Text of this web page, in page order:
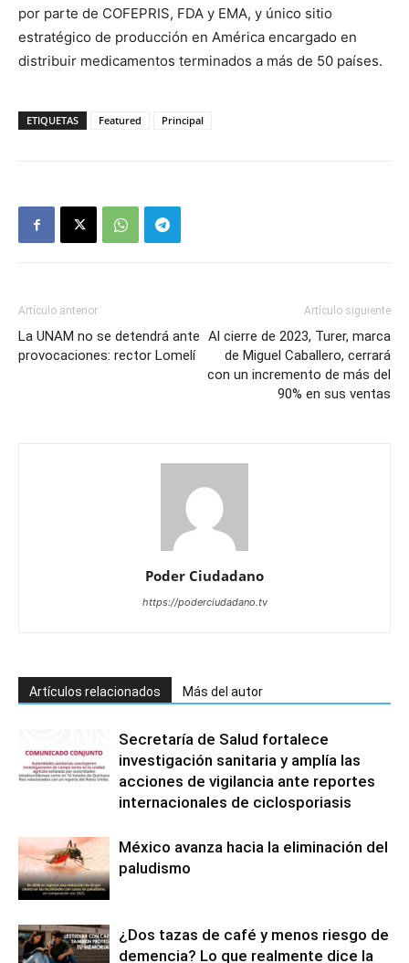
por parte de COFEPRIS, FDA y EMA, y único sitio
estratégico de producción en América encargado en
distribuir medicamentos terminados a más de 50 países.
ETIQUETAS Featured Principal
Artículo anterior
La UNAM no se detendrá ante
provocaciones: rector Lomelí
Artículo siguiente
Al cierre de 2023, Turer, marca
de Miguel Caballero, cerrará
con un incremento de más del
90% en sus ventas
Poder Ciudadano
https://poderciudadano.tv
Artículos relacionados Más del autor
Secretaría de Salud fortalece
investigación sanitaria y amplía las
acciones de vigilancia ante reportes
internacionales de ciclosporiasis
México avanza hacia la eliminación del
paludismo
¿Dos tazas de café y menos riesgo de
demencia? Lo que realmente dice la